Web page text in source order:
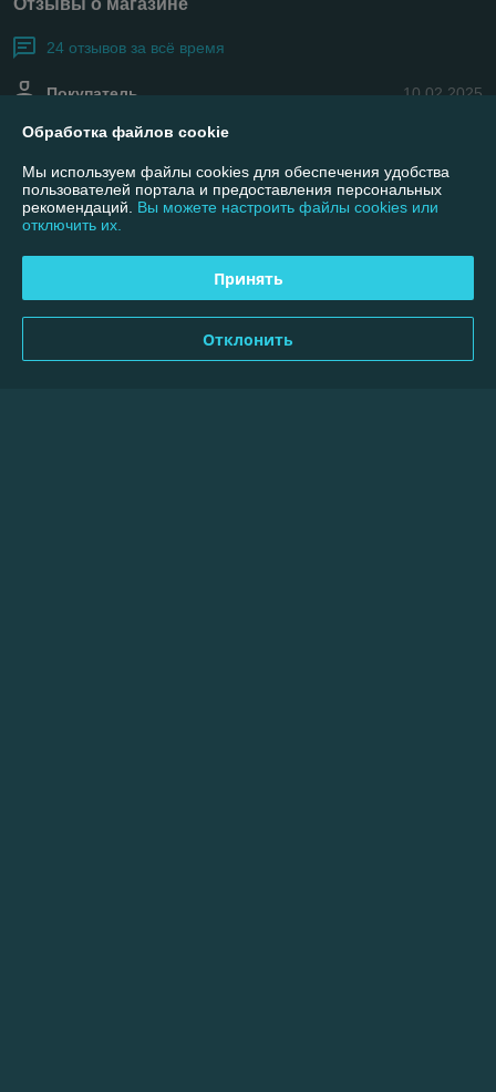
Отзывы о магазине
24 отзывов за всё время
10.02.2025
Покупатель
Отлично
Сделка подтверждена через корзину
Очень плохо
Товар есть в наличии, а продавец "удивляется" как я его заказал,
ведь товара нет в наличии...
Никому не советую.
Обработка файлов cookie
Мы используем файлы cookies для обеспечения удобства
пользователей портала и предоставления персональных
рекомендаций. Вы можете настроить файлы cookies или
отключить их.
Принять
Отклонить